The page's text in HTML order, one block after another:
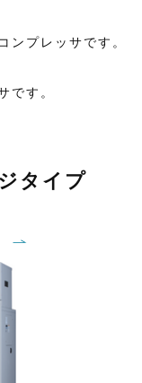
ンプレッサです。
です。
タイプ